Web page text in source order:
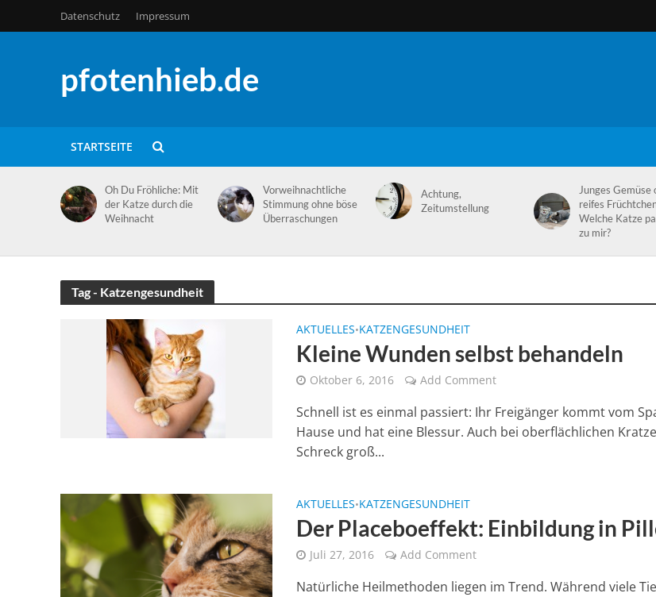
Datenschutz Impressum
pfotenhieb.de
STARTSEITE
Oh Du Fröhliche: Mit
der Katze durch die
Weihnacht
Vorweihnachtliche
Stimmung ohne böse
Überraschungen
Achtung,
Zeitumstellung
Junges Gemüse
reifes
Welche Katze
zu mir?
Tag - Katzengesundheit
AKTUELLES•KATZENGESUNDHEIT
Kleine Wunden selbst behandeln
Oktober 6, 2016 Add Comment
Schnell ist es einmal passiert: Ihr Freigänger kommt vom
Hause und hat eine Blessur. Auch bei oberflächlichen
Schreck groß...
AKTUELLES•KATZENGESUNDHEIT
Der Placeboeffekt: Einbildung in
Juli 27, 2016 Add Comment
Natürliche Heilmethoden liegen im Trend. Während viele